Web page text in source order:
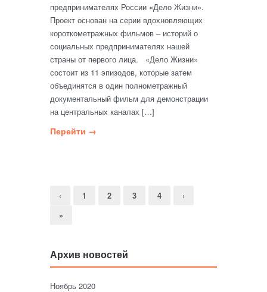
предпринимателях России «Дело Жизни».
Проект основан на серии вдохновляющих
короткометражных фильмов – историй о
социальных предпринимателях нашей
страны от первого лица. «Дело Жизни»
состоит из 11 эпизодов, которые затем
объединятся в один полнометражный
документальный фильм для демонстрации
на центральных каналах […]
Перейти →
‹ 1 2 3 4
›
»
Архив новостей
Ноябрь 2020